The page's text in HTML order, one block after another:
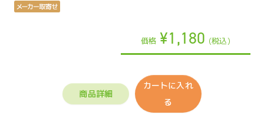
価格 ¥1,180 (税込)
商品詳細
カートに入れ
る